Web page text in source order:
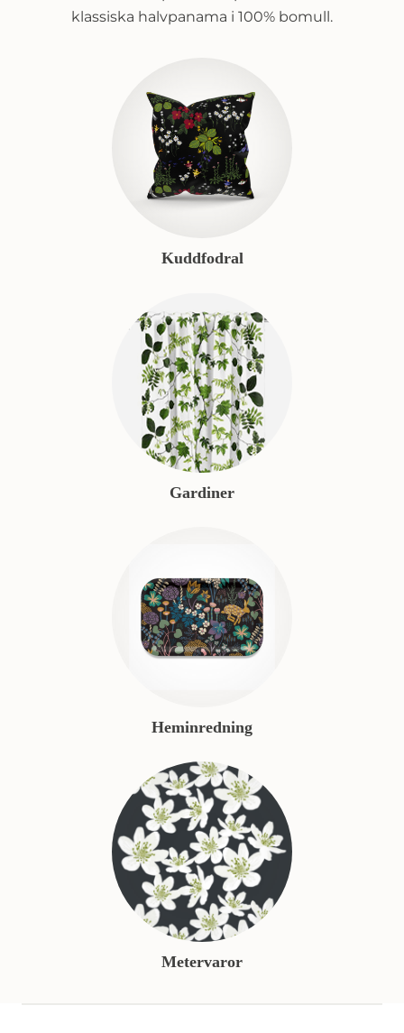
klassiska halvpanama i 100% bomull.
Kuddfodral
Gardiner
Heminredning
Metervaror